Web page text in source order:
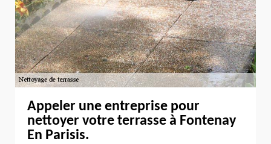
Appeler une entreprise pour
nettoyer votre terrasse à Fontenay
En Parisis.